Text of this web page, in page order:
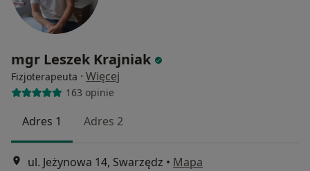
mgr Leszek Krajniak
Fizjoterapeuta · Więcej
163 opinie
Adres 1 Adres 2
ul. Jeżynowa 14, Swarzędz • Mapa